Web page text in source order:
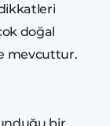
doğal
mevcuttur.
bir